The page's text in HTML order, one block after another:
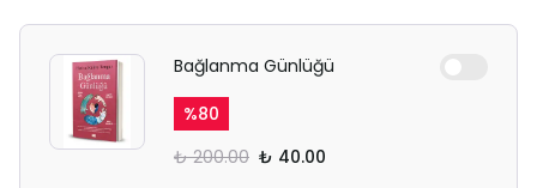
Bağlanma Günlüğü
%80
₺ 200.00 ₺ 40.00